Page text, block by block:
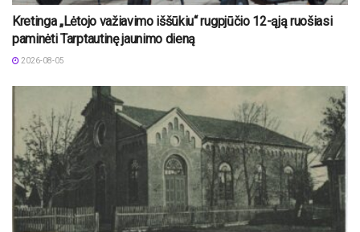
Kretinga „Lėtojo važiavimo iššūkiu“ rugpjūčio 12-ąją ruošiasi
paminėti Tarptautinę jaunimo dieną
2026-08-05